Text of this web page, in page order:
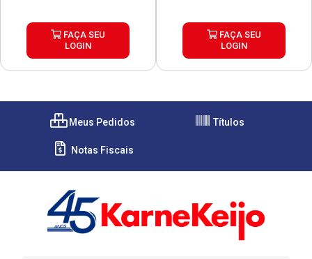
FAÇA SEU
LOGIN
FAÇA SEU
LOGIN
Meus Pedidos Títulos
Notas Fiscais